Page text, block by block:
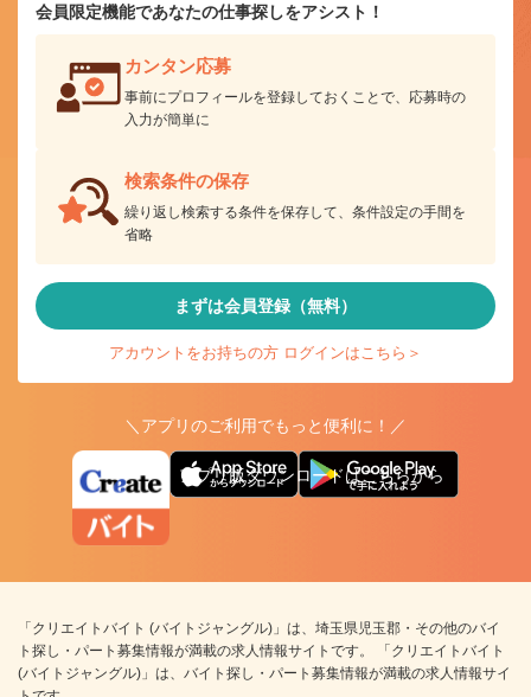
会員限定機能であなたの仕事探しをアシスト！
カンタン応募
事前にプロフィールを登録しておくことで、応募時の
入力が簡単に
検索条件の保存
繰り返し検索する条件を保存して、条件設定の手間を
省略
まずは会員登録（無料）
アカウントをお持ちの方 ログインはこちら＞
＼アプリのご利用でもっと便利に！／
アプリ版ダウンロードはこちらから
「クリエイトバイト (バイトジャングル)」は、埼玉県児玉郡・その他のバイ
ト探し・パート募集情報が満載の求人情報サイトです。 「クリエイトバイト
(バイトジャングル)」は、バイト探し・パート募集情報が満載の求人情報サイ